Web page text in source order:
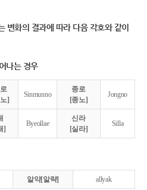
변화의 결과에 따라 다음 각호와 같이
나는 경우
]
Sinmunno
종로
[종노]
Jongno
]
Byeollae
신라
[실라]
Silla
알약[알략] allyak